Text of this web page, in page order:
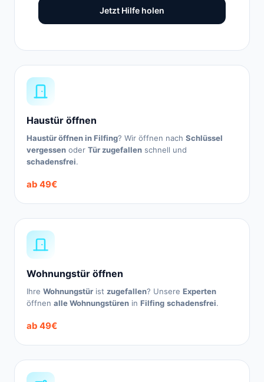
Jetzt Hilfe holen
Haustür öffnen
Haustür öffnen in Filfing? Wir öffnen nach Schlüssel
vergessen oder Tür zugefallen schnell und
schadensfrei.
ab 49€
Wohnungstür öffnen
Ihre Wohnungstür ist zugefallen? Unsere Experten
öffnen alle Wohnungstüren in Filfing schadensfrei.
ab 49€